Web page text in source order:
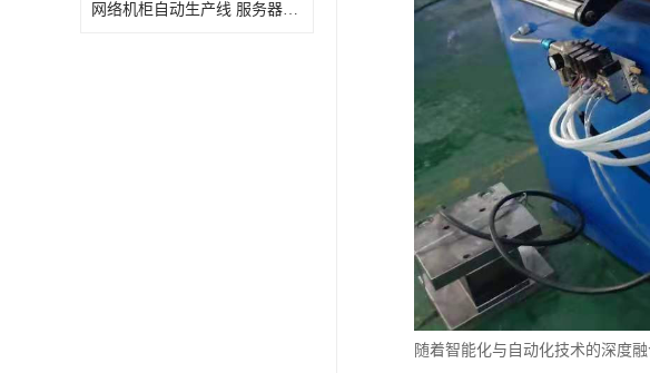
网络机柜自动生产线 服务器机柜生产设备 网络机柜制作设备
随着智能化与自动化技术的深度